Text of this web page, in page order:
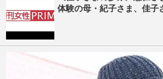
体験の母・紀子さま、佳子